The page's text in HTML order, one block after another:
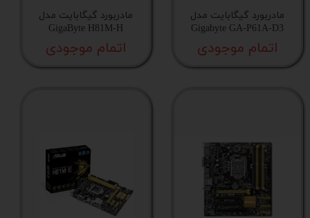
مادربورد گیگابایت مدل
Gigabyte GA-P61A-D3
اتمام موجودی
مادربورد گیگابایت مدل
GigaByte H81M-H
اتمام موجودی